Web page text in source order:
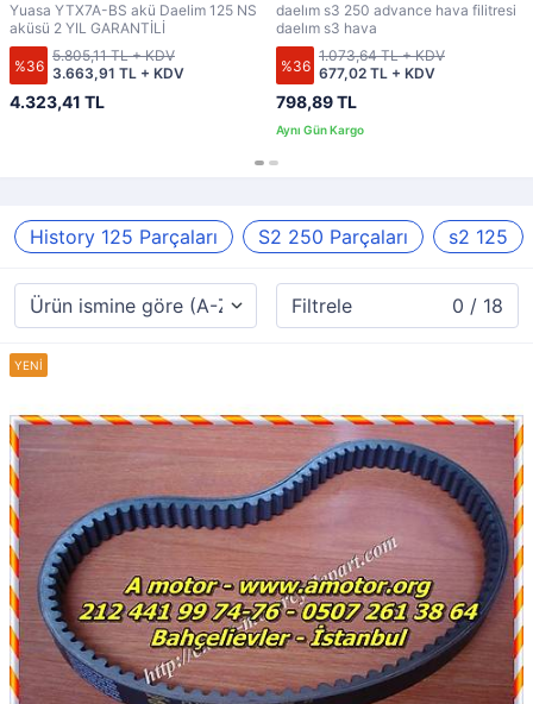
Yuasa YTX7A-BS akü Daelim 125 NS
aküsü 2 YIL GARANTİLİ
%36
4.323,41 TL
3.663,91 TL + KDV
5.805,11 TL + KDV
daelım s3 250 advance hava filitresi
daelım s3 hava
%36
798,89 TL
677,02 TL + KDV
1.073,64 TL + KDV
History 125 Parçaları S2 250 Parçaları s2 125
Filtrele 0 / 18